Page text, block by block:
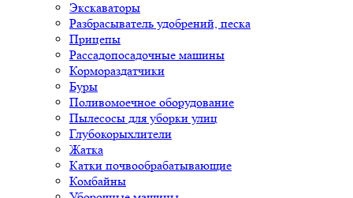
Экскаваторы
Разбрасыватель удобрений, песка
Прицепы
Рассадопосадочные машины
Кормораздатчики
Буры
Поливомоечное оборудование
Пылесосы для уборки улиц
Глубокорыхлители
Жатка
Катки почвообрабатывающие
Комбайны